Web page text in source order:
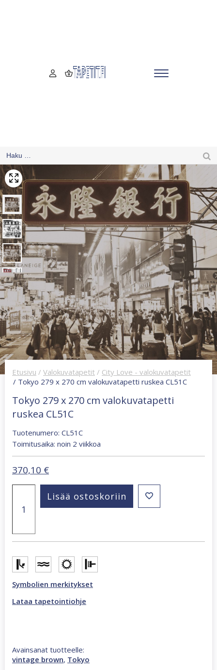
Etusivu / Valokuvatapetit / City Love - valokuvatapetit
/ Tokyo 279 x 270 cm valokuvatapetti ruskea CL51C
Tokyo 279 x 270 cm valokuvatapetti
ruskea CL51C
Tuotenumero: CL51C
Toimitusaika: noin 2 viikkoa
370,10 €
valokuvatapetti
CL51C
määrä
Lisää ostoskoriin
Symbolien merkitykset
Lataa tapetointiohje
Avainsanat tuotteelle:
vintage brown, Tokyo